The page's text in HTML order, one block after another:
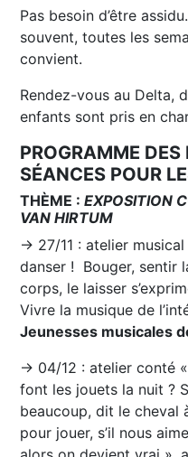
Pas besoin d’être
souvent, toutes les
convient.
Rendez-vous au Delta,
enfants sont pris en
PROGRAMME
SÉANCES POUR
THÈME :EXPOSITION
VAN HIRTUM
→ 27/11 : atelier musical
danser ! Bouger, sentir
corps, le laisser
Vivre la musique de
Jeunesses musicales
→ 04/12 : atelier conté
font les jouets la nuit ?
beaucoup, dit le cheval
pour jouer, s’il nous